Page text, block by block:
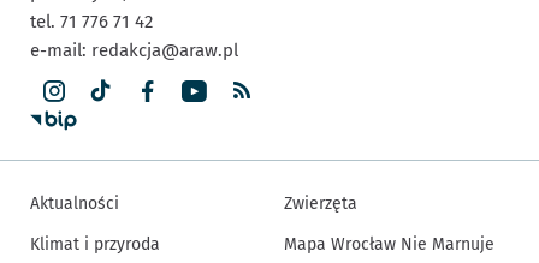
tel. 71 776 71 42
e-mail: redakcja@araw.pl
Aktualności
Klimat i przyroda
Zwierzęta
Mapa Wrocław Nie Marnuje